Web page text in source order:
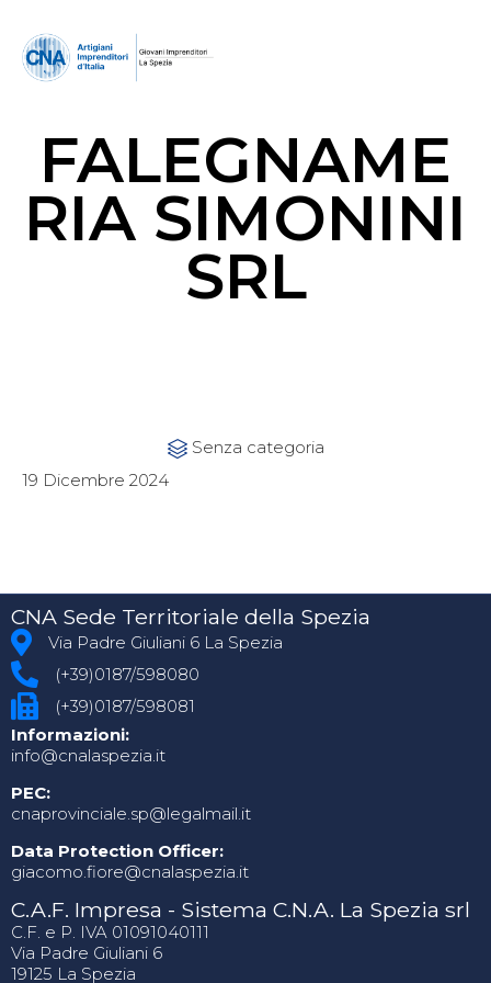
FALEGNAME
RIA SIMONINI
SRL
 Category
Senza categoria
19 Dicembre 2024
CNA Sede Territoriale della Spezia
Via Padre Giuliani 6 La Spezia
(+39)0187/598080
(+39)0187/598081
Informazioni:
info@cnalaspezia.it
PEC:
cnaprovinciale.sp@legalmail.it
Data Protection Officer:
giacomo.fiore@cnalaspezia.it
C.A.F. Impresa - Sistema C.N.A. La Spezia srl
C.F. e P. IVA 01091040111
Via Padre Giuliani 6
19125 La Spezia